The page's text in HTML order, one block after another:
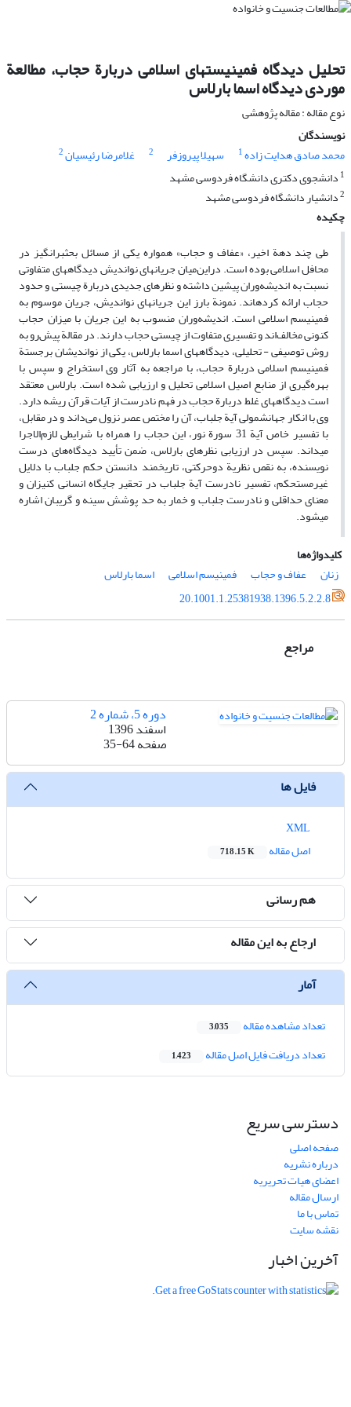
تحلیل دیدگاه فمینیستهای اسلامی دربارة حجاب، مطالعة
موردی دیدگاه اسما بارلاس
نوع مقاله : مقاله پژوهشی
نویسندگان
محمد صادق هدایت زاده1 سهیلا پیروزفر 2 غلامرضا رئیسیان2
1 دانشجوی دکتری دانشگاه فردوسی مشهد
2دانشیار دانشگاه فردوسی مشهد
چکیده
طی چند دهة اخیر، «عفاف و حجاب» همواره یکی از مسائل بحثبرانگیز در
محافل اسلامی بوده است. دراین‌میان جریانهای نواندیش دیدگاههای متفاوتی
نسبت به اندیشه‌وران پیشین داشته و نظرهای جدیدی دربارة چیستی و حدود
حجاب ارائه کردهاند. نمونة بارز این جریانهای نواندیش، جریان موسوم به
فمینیسم اسلامی است. اندیشه‌وران منسوب به این جریان با میزان حجاب
کنونی مخالف‌اند و تفسیری متفاوت از چیستی حجاب دارند. در مقالة پیش‌رو به
روش توصیفی - تحلیلی، دیدگاههای اسما بارلاس، یکی از نواندیشان برجستة
فمینیسم اسلامی دربارة حجاب، با مراجعه به آثار وی استخراج و سپس با
بهره‌گیری از منابع اصیل اسلامی تحلیل و ارزیابی شده است. بارلاس معتقد
است دیدگاههای غلط دربارة حجاب در فهم نادرست از آیات قرآن ریشه دارد.
وی با انکار جهانشمولی آیة جلباب، آن را مختص عصر نزول می‌داند و در مقابل،
با تفسیر خاص آیة 31 سورة نور، این حجاب را همراه با شرایطی لازم‌الاجرا
میداند. سپس در ارزیابی نظرهای بارلاس، ضمن تأیید دیدگاه‌های درست
نویسنده، به نقص نظریة دوحرکتی، تاریخمند دانستن حکم جلباب با دلایل
غیرمستحکم، تفسیر نادرست آیة جلباب در تحقیر جایگاه انسانی کنیزان و
معنای حداقلی و نادرست جلباب و خمار به حد پوشش سینه و گریبان اشاره
میشود.
کلیدواژه‌ها
زنان
عفاف و حجاب فمینیسم اسلامی
اسما بارلاس
20.1001.1.25381938.1396.5.2.2.8
مراجع
دوره 5، شماره 2
اسفند 1396
صفحه35-64
فایل ها
اصل مقاله
718.15 K
هم رسانی
ارجاع به این مقاله
آمار
تعداد مشاهده مقاله 3,035
تعداد دریافت فایل اصل مقاله 1,423
دسترسی سریع
صفحه اصلی
درباره نشریه
اعضای هیات تحریریه
ارسال مقاله
تماس با ما
نقشه سایت
آخرین اخبار